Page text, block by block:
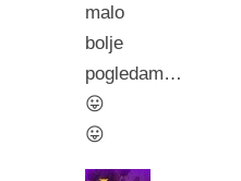
malo
bolje
pogledam…
😛
😛